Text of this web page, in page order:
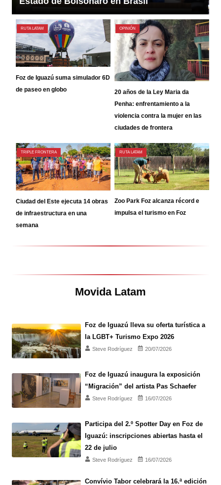
RUTA LATAM
Foz de Iguazú suma simulador 6D
de paseo en globo
OPINIÓN
20 años de la Ley Maria da
Penha: enfrentamiento a la
violencia contra la mujer en las
ciudades de frontera
TRIPLE FRONTERA
Ciudad del Este ejecuta 14 obras
de infraestructura en una
semana
RUTA LATAM
Zoo Park Foz alcanza récord e
impulsa el turismo en Foz
Movida Latam
Foz de Iguazú lleva su oferta turística a
la LGBT+ Turismo Expo 2026
Steve Rodríguez 20/07/2026
Foz de Iguazú inaugura la exposición
“Migración” del artista Pas Schaefer
Steve Rodríguez 16/07/2026
Participa del 2.º Spotter Day en Foz de
Iguazú: inscripciones abiertas hasta el
22 de julio
Steve Rodríguez 16/07/2026
Convívio Tabor celebrará la 16.ª edición